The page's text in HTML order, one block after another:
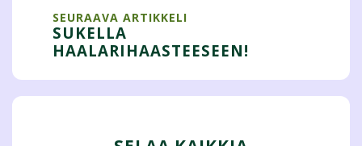
SEURAAVA ARTIKKELI
SUKELLA
HAALARIHAASTEESEEN!